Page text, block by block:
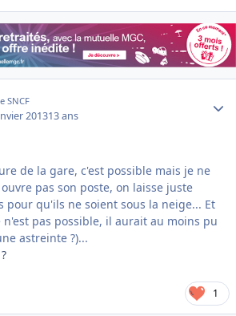
SNCF
201313 ans
de la gare, c'est possible mais je ne
pas son poste, on laisse juste
pour qu'ils ne soient sous la neige... Et
pas possible, il aurait au moins pu
astreinte ?)...
1